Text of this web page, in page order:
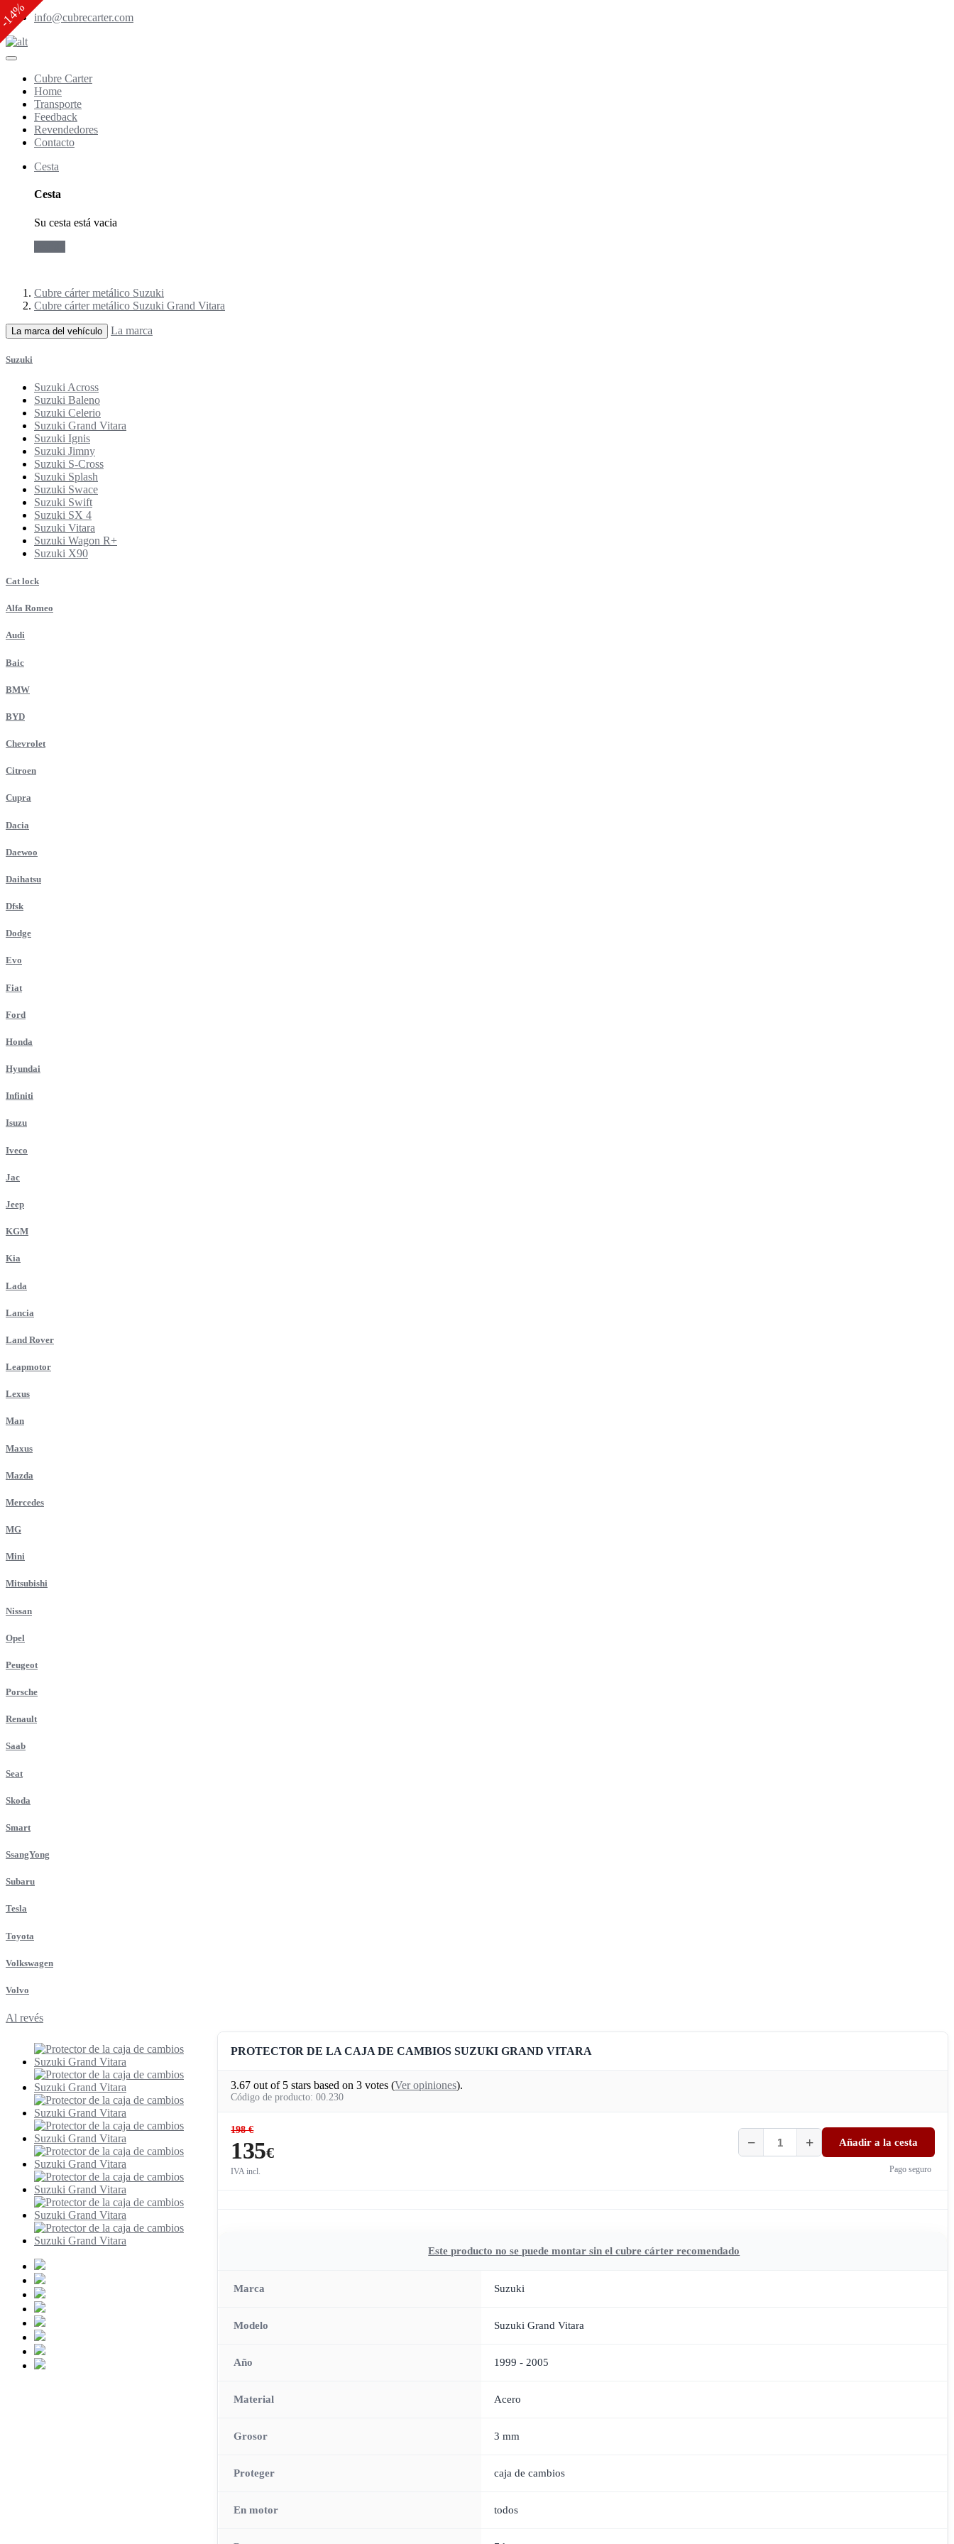
info@cubrecarter.com
Cubre Carter
Home
Transporte
Feedback
Revendedores
Contacto
Cesta
Cesta
Su cesta está vacia
Cubre cárter metálico Suzuki
Cubre cárter metálico Suzuki Grand Vitara
La marca del vehículo La marca
Suzuki
Suzuki Across
Suzuki Baleno
Suzuki Celerio
Suzuki Grand Vitara
Suzuki Ignis
Suzuki Jimny
Suzuki S-Cross
Suzuki Splash
Suzuki Swace
Suzuki Swift
Suzuki SX 4
Suzuki Vitara
Suzuki Wagon R+
Suzuki X90
Cat lock
Alfa Romeo
Audi
Baic
BMW
BYD
Chevrolet
Citroen
Cupra
Dacia
Daewoo
Daihatsu
Dfsk
Dodge
Evo
Fiat
Ford
Honda
Hyundai
Infiniti
Isuzu
Iveco
Jac
Jeep
KGM
Kia
Lada
Lancia
Land Rover
Leapmotor
Lexus
Man
Maxus
Mazda
Mercedes
MG
Mini
Mitsubishi
Nissan
Opel
Peugeot
Porsche
Renault
Saab
Seat
Skoda
Smart
SsangYong
Subaru
Tesla
Toyota
Volkswagen
Volvo
Al revés
PROTECTOR DE LA CAJA DE CAMBIOS SUZUKI GRAND VITARA
3.67 out of 5 stars based on3 votes (Ver opiniones).
Código de producto: 00.230
198 €
135€
IVA incl.
Añadir a la cesta
Pago seguro
Este producto no se puede montar sin el cubre cárter recomendado
Marca Suzuki
Modelo Suzuki Grand Vitara
Año 1999 - 2005
Material Acero
Grosor 3 mm
Proteger caja de cambios
En motor todos